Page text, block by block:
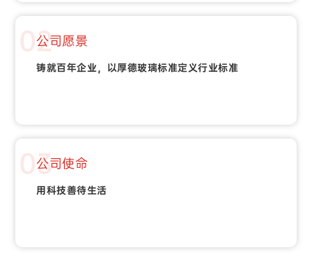
公司愿景
02
铸就百年企业，以厚德玻璃标准定义行业标准
公司使命
03
用科技善待生活